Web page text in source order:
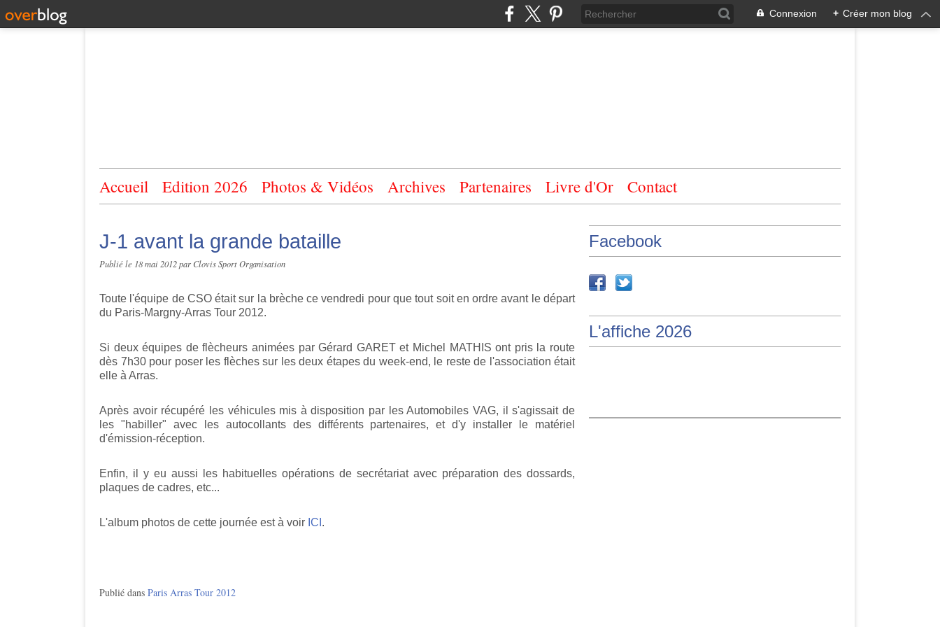
Connexion + Créer mon blog
Accueil Edition 2026 Photos & Vidéos Archives Partenaires Livre d'Or Contact
J-1 avant la grande bataille
Publié le 18 mai 2012par Clovis Sport Organisation
Toute l'équipe de CSO était sur la brèche ce vendredi pour que tout soit en ordre avant le départ
du Paris-Margny-Arras Tour 2012.
Si deux équipes de flècheurs animées par Gérard GARET et Michel MATHIS ont pris la route
dès 7h30 pour poser les flèches sur les deux étapes du week-end, le reste de l'association était
elle à Arras.
Après avoir récupéré les véhicules mis à disposition par les Automobiles VAG, il s'agissait de
les "habiller" avec les autocollants des différents partenaires, et d'y installer le matériel
d'émission-réception.
Enfin, il y eu aussi les habituelles opérations de secrétariat avec préparation des dossards,
plaques de cadres, etc...
L'album photos de cette journée est à voir ICI .
Publié dans Paris Arras Tour 2012
Facebook
L'affiche 2026